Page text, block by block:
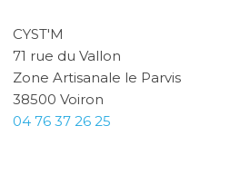
CYST'M
71 rue du Vallon
Zone Artisanale le Parvis
38500 Voiron
04 76 37 26 25